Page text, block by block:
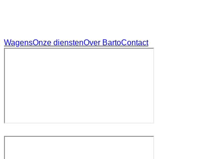
WagensOnze dienstenOver BartoContact